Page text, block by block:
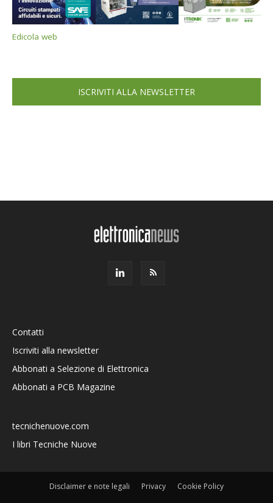
Edicola web
ISCRIVITI ALLA NEWSLETTER
Contatti
Iscriviti alla newsletter
Abbonati a Selezione di Elettronica
Abbonati a PCB Magazine
tecnichenuove.com
I libri Tecniche Nuove
Disclaimer e note legali Privacy Cookie Policy